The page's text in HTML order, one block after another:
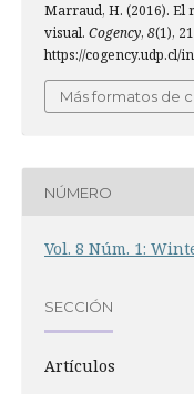
Marraud, H. (2016). El
visual. Cogency, 8(1),
https://cogency.udp.cl/
Más formatos de
NÚMERO
Vol. 8 Núm. 1:
SECCIÓN
Artículos